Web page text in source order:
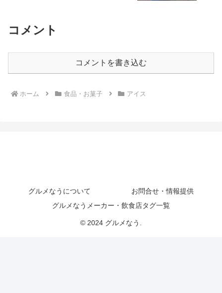
コメント
コメントを書き込む
ホーム 食品・お菓子 アイス
グルメなうについて
お問合せ・情報提供
グルメなうメーカー・飲食店タグ一覧
© 2024 グルメなう.